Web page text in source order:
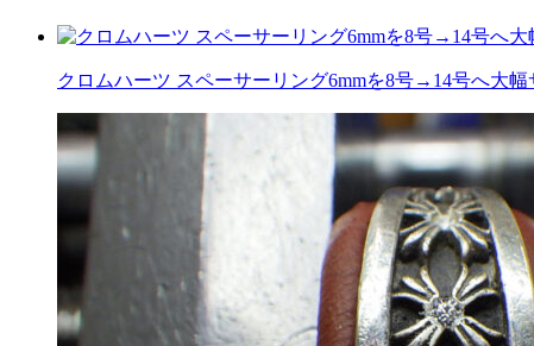
クロムハーツ スペーサーリング6mmを8号→14号へ大